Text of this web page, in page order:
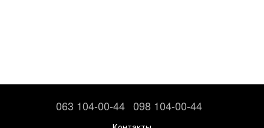
063 104-00-44 098 104-00-44